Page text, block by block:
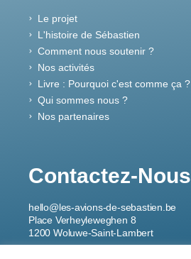
Le projet
L'histoire de Sébastien
Comment nous soutenir ?
Nos activités
Livre : Pourquoi c'est comme ça ?
Qui sommes nous ?
Nos partenaires
Contactez-Nous
hello@les-avions-de-sebastien.be
Place Verheyleweghen 8
1200 Woluwe-Saint-Lambert